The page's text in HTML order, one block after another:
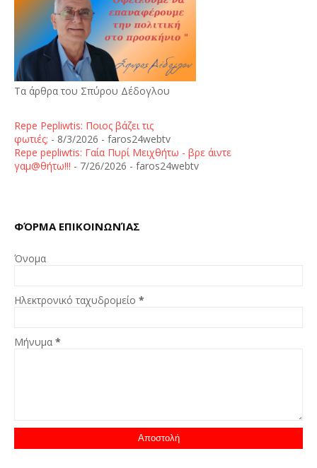
Τα άρθρα του Σπύρου Δέδογλου
Repe Pepliwtis: Ποιος βάζει τις
φωτιές; - 8/3/2026 - faros24webtv
Repe pepliwtis: Γαία Πυρί Μειχθήτω - βρε άιντε
γαμ@θήτω!!! - 7/26/2026 - faros24webtv
ΦΌΡΜΑ ΕΠΙΚΟΙΝΩΝΊΑΣ
Όνομα
Ηλεκτρονικό ταχυδρομείο *
Μήνυμα *